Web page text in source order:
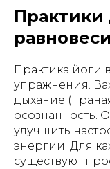
Практика йоги
упражнения.
дыхание
осознанность.
улучшить
энергии. Для
существуют